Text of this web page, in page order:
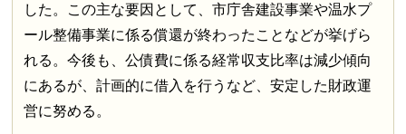
した。この主な要因として、市庁舎建設事業や温水プ
ール整備事業に係る償還が終わったことなどが挙げら
れる。今後も、公債費に係る経常収支比率は減少傾向
にあるが、計画的に借入を行うなど、安定した財政運
営に努める。